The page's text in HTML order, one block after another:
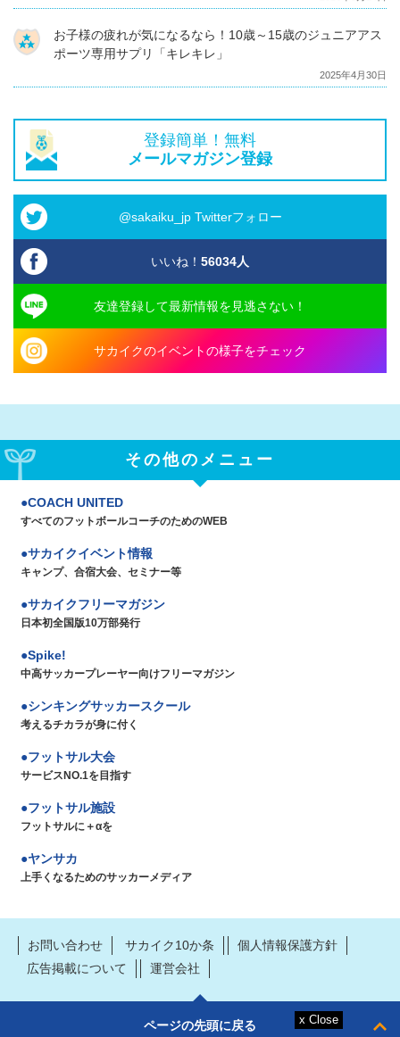
お子様の疲れが気になるなら！10歳～15歳のジュニアアス
ポーツ専用サプリ「キレキレ」
2025年4月30日
登録簡単！無料
メールマガジン登録
@sakaiku_jp Twitterフォロー
いいね！ 56034人
友達登録して最新情報を見逃さない！
サカイクのイベントの様子をチェック
その他のメニュー
COACH UNITED
すべてのフットボールコーチのためのWEB
サカイクイベント情報
キャンプ、合宿大会、セミナー等
サカイクフリーマガジン
日本初全国版10万部発行
Spike!
中高サッカープレーヤー向けフリーマガジン
シンキングサッカースクール
考えるチカラが身に付く
フットサル大会
サービスNO.1を目指す
フットサル施設
フットサルに＋αを
ヤンサカ
上手くなるためのサッカーメディア
お問い合わせ サカイク10か条
個人情報保護方針
広告掲載について
運営会社
ページの先頭に戻る